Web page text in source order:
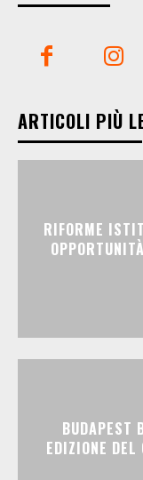
ARTICOLI PIÙ
RIFORME
BUDAPEST
EDIZIONE DEL